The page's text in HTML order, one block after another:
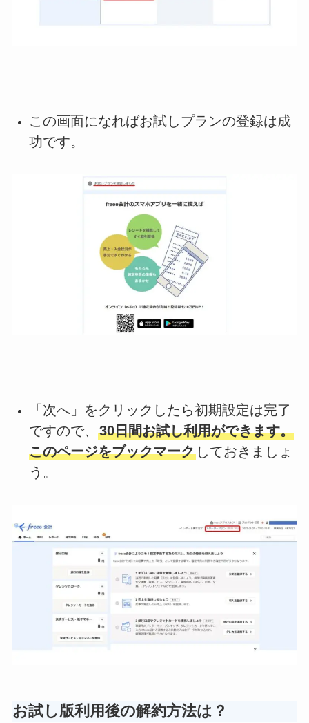
この画面になればお試しプランの登録は成
功です。
「次へ」をクリックしたら初期設定は完了
ですので、 30日間お試し利用ができます。
このページをブックマークしておきましょ
う。
お試し版利用後の解約方法は？